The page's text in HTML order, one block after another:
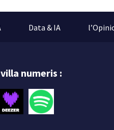
Data & IA
numeris :